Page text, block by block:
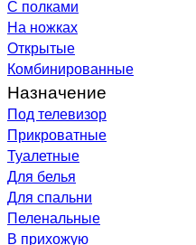
С полками
На ножках
Открытые
Комбинированные
Назначение
Под телевизор
Прикроватные
Туалетные
Для белья
Для спальни
Пеленальные
В прихожую